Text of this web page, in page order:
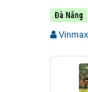
Đà Nẵng
T
r